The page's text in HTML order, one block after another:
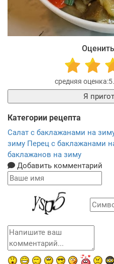
Я
Категории рецепта
Салат с баклажанами на
зиму Перец с баклажанами
баклажанов на зиму
Добавить комментарий